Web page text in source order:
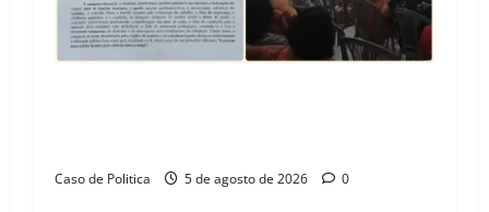
Caso de Politica 5 de agosto de 2026 0